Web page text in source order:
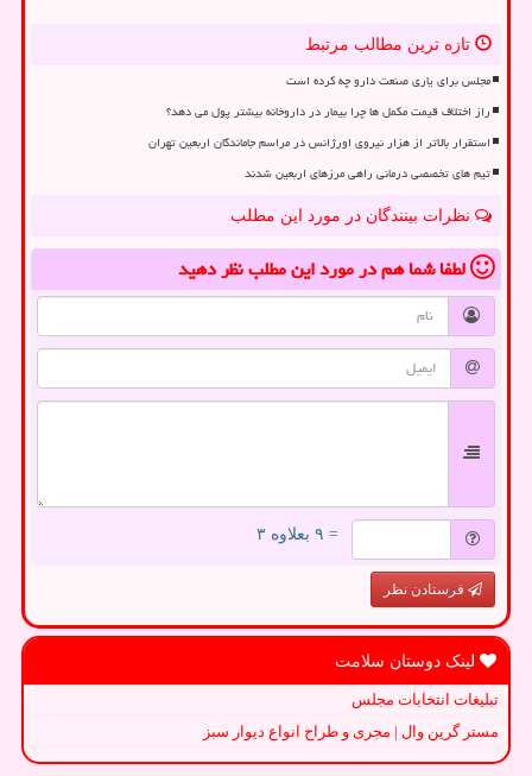
تازه ترین مطالب مرتبط
مجلس برای یاری صنعت دارو چه کرده است
راز اختلاف قیمت مکمل ها چرا بیمار در داروخانه بیشتر پول می دهد؟
استقرار بالاتر از هزار نیروی اورژانس در مراسم جاماندگان اربعین تهران
تیم های تخصصی درمانی راهی مرزهای اربعین شدند
نظرات بینندگان در مورد این مطلب
لطفا شما همدر مورد این مطلبنظر دهید
= ۹ بعلاوه ۳
فرستادن نظر
لینک دوستان سلامت
تبلیغات انتخابات مجلس
مستر گرین وال | مجری و طراح انواع دیوار سبز